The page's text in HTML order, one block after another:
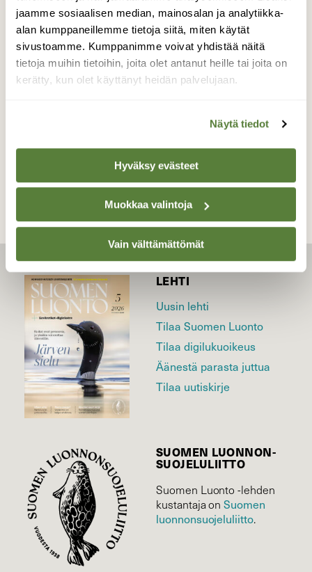
jaamme sosiaalisen median, mainosalan ja analytiikka-
alan kumppaneillemme tietoja siitä, miten käytät
sivustoamme. Kumppanimme voivat yhdistää näitä
tietoja muihin tietoihin, joita olet antanut heille tai joita on
kerätty, kun olet käyttänyt heidän palvelujaan.
Näytä tiedot
Hyväksy evästeet
Muokkaa valintoja
Vain välttämättömät
Tilaajille | SIENET
5 vinkkiä, joilla löydät
LEHTI
Uusin lehti
Tilaa Suomen Luonto
Tilaa digilukuoikeus
Äänestä parasta juttua
Tilaa uutiskirje
SUOMEN LUONNON­
SUOJELU­LIITTO
Suomen Luonto -lehden
kustantaja onSuomen
luonnonsuojelu­liitto.